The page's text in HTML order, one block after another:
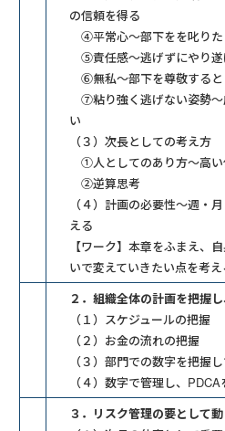
の信頼を得る
④平常心～部下をを叱りた
⑤責任感～逃げずにやり遂
⑥無私～部下を尊敬すると
⑦粘り強く逃げない姿勢～
い
（３）次長としての考え方
①人としてのあり方～高い
②逆算思考
（４）計画の必要性～週・
える
【ワーク】本章をふまえ、
いで変えていきたい点を考え
２．組織全体の計画を把握
（１）スケジュールの把握
（２）お金の流れの把握
（３）部門での数字を把握
（４）数字で管理し、PDCA
３．リスク管理の要として動